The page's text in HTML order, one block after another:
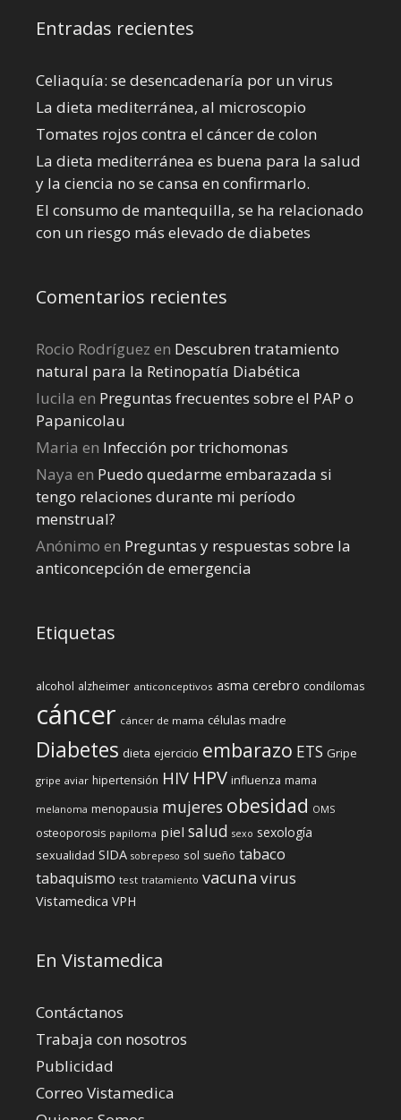
Entradas recientes
Celiaquía: se desencadenaría por un virus
La dieta mediterránea, al microscopio
Tomates rojos contra el cáncer de colon
La dieta mediterránea es buena para la salud
y la ciencia no se cansa en confirmarlo.
El consumo de mantequilla, se ha relacionado
con un riesgo más elevado de diabetes
Comentarios recientes
Rocio Rodríguez en Descubren tratamiento
natural para la Retinopatía Diabética
lucila en Preguntas frecuentes sobre el PAP o
Papanicolau
Maria en Infección por trichomonas
Naya en Puedo quedarme embarazada si
tengo relaciones durante mi perí­odo
menstrual?
Anónimo en Preguntas y respuestas sobre la
anticoncepción de emergencia
Etiquetas
alcohol alzheimer anticonceptivos asma cerebro condilomas
cáncer cáncer de mama células madre
Diabetes dieta ejercicio embarazo ETS Gripe
gripe aviar hipertensión HIV HPV influenza mama
melanoma menopausia mujeres obesidad OMS
osteoporosis papiloma piel salud sexo sexología
sexualidad SIDA sobrepeso sol sueño tabaco
tabaquismo test tratamiento vacuna virus
Vistamedica VPH
En Vistamedica
Contáctanos
Trabaja con nosotros
Publicidad
Correo Vistamedica